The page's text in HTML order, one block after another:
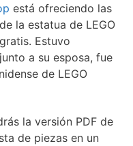
está ofreciendo las
la estatua de LEGO
Estuvo
a su esposa, fue
de LEGO
la versión PDF de
de piezas en un